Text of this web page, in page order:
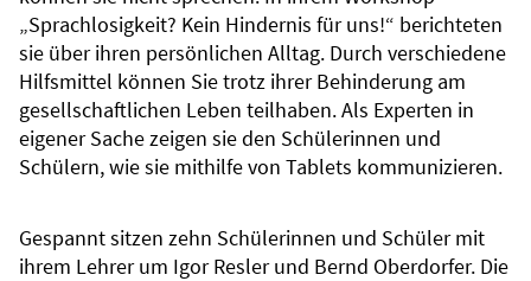
„Sprachlosigkeit? Kein Hindernis für uns!“ berichteten
sie über ihren persönlichen Alltag. Durch verschiedene
Hilfsmittel können Sie trotz ihrer Behinderung am
gesellschaftlichen Leben teilhaben. Als Experten in
eigener Sache zeigen sie den Schülerinnen und
Schülern, wie sie mithilfe von Tablets kommunizieren.
Gespannt sitzen zehn Schülerinnen und Schüler mit
ihrem Lehrer um Igor Resler und Bernd Oberdorfer. Die